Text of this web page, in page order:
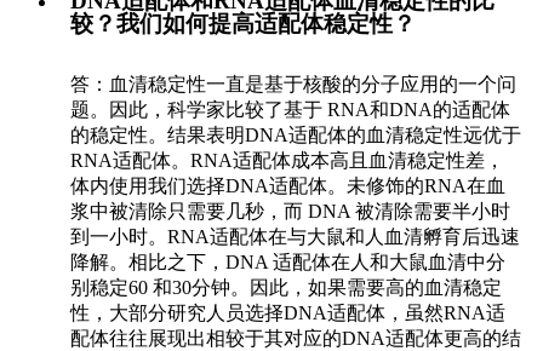
较？我们如何提高适配体稳定性？
答：血清稳定性一直是基于核酸的分子应用的一个问
题。因此，科学家比较了基于 RNA和DNA的适配体
的稳定性。结果表明DNA适配体的血清稳定性远优于
RNA适配体。RNA适配体成本高且血清稳定性差，
体内使用我们选择DNA适配体。未修饰的RNA在血
浆中被清除只需要几秒，而 DNA 被清除需要半小时
到一小时。RNA适配体在与大鼠和人血清孵育后迅速
降解。相比之下，DNA 适配体在人和大鼠血清中分
别稳定60 和30分钟。因此，如果需要高的血清稳定
性，大部分研究人员选择DNA适配体，虽然RNA适
配体往往展现出相较于其对应的DNA适配体更高的结